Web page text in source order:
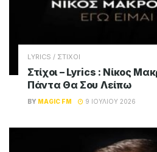
LYRICS / ΣΤΙΧΟΙ
Στίχοι – Lyrics : Νίκος
Πάντα Θα Σου Λείπω
BY MAGIC FM 9 ΙΟΥΛΊΟΥ 2026